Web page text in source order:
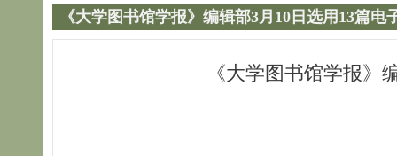
《大学图书馆学报》编辑部3月10日选用13篇电
《大学图书馆学报》